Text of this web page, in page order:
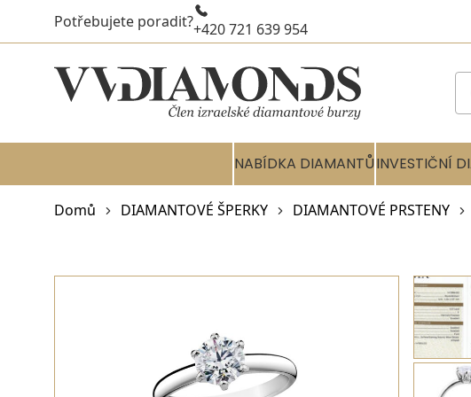
Potřebujete poradit?+420 721 639 954
NABÍDKA DIAMANTŮINVESTIČNÍ
Domů DIAMANTOVÉ ŠPERKY DIAMANTOVÉ PRSTENY